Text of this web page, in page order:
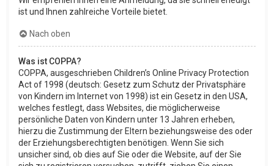
ist und Ihnen zahlreiche Vorteile bietet.
Nach oben
Was ist COPPA?
COPPA, ausgeschrieben Children’s Online Privacy Protection
Act of 1998 (deutsch: Gesetz zum Schutz der Privatsphäre
von Kindern im Internet von 1998) ist ein Gesetz in den USA,
welches festlegt, dass Websites, die möglicherweise
persönliche Daten von Kindern unter 13 Jahren erheben,
hierzu die Zustimmung der Eltern beziehungsweise des oder
der Erziehungsberechtigten benötigen. Wenn Sie sich
unsicher sind, ob dies auf Sie oder die Website, auf der Sie